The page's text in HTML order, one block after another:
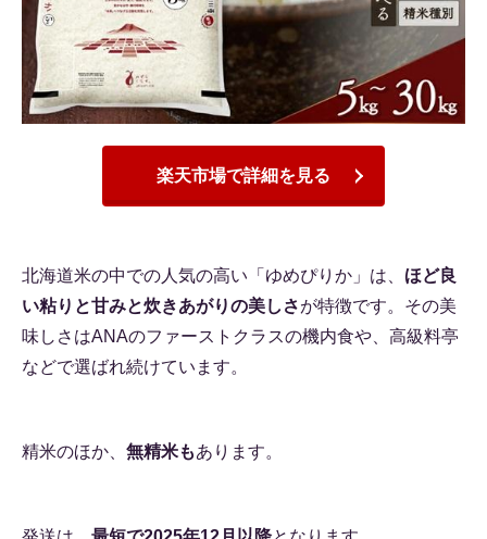
楽天市場で詳細を見る
北海道米の中での人気の高い「ゆめぴりか」は、 ほど良
い粘りと甘みと炊きあがりの美しさが特徴です。その美
味しさはANAのファーストクラスの機内食や、高級料亭
などで選ばれ続けています。
精米のほか、 無精米もあります。